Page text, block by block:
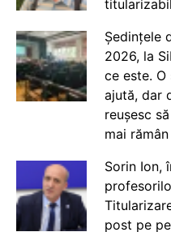
Ședințele
2026, la
ce este.
ajută, dar
reușesc
mai
Sorin Ion,
post pe